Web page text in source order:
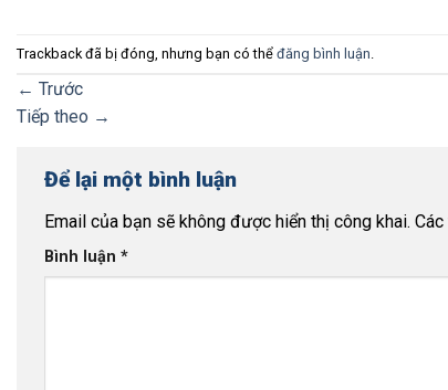
Trackback đã bị đóng, nhưng bạn có thể đăng bình luận
← Trước
Tiếp theo →
Để lại một bình luận
Email của bạn sẽ không được hiển thị công khai.
Bình luận *